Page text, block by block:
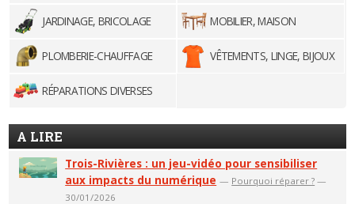
JARDINAGE, BRICOLAGE
MOBILIER, MAISON
PLOMBERIE-CHAUFFAGE VÊTEMENTS, LINGE, BIJOUX
RÉPARATIONS DIVERSES
A LIRE
Trois-Rivières : un jeu-vidéo pour sensibiliser
aux impacts du numérique — Pourquoi réparer ? —
30/01/2026